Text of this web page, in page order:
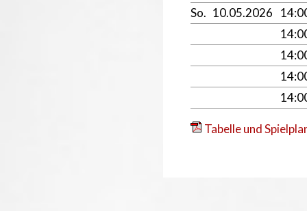
So. 10.05.2026
Tabelle und